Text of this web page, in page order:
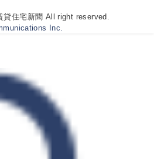
住宅新聞 All right reserved.
Inc.